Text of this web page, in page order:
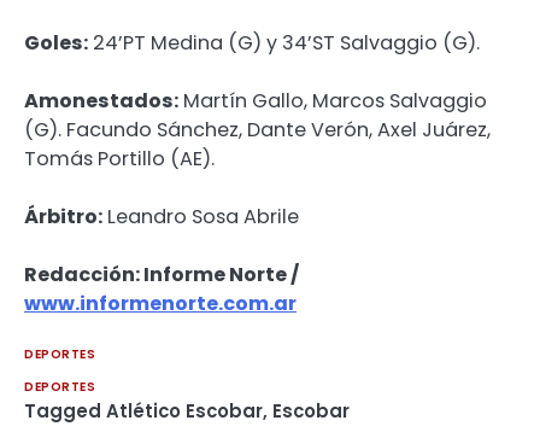
Goles: 24’PT Medina (G) y 34’ST Salvaggio (G).
Amonestados: Martín Gallo, Marcos Salvaggio
(G). Facundo Sánchez, Dante Verón, Axel Juárez,
Tomás Portillo (AE).
Árbitro: Leandro Sosa Abrile
Redacción: Informe Norte /
www.informenorte.com.ar
DEPORTES
DEPORTES
Tagged Atlético Escobar, Escobar